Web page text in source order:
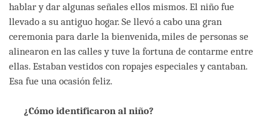
hablar y dar algunas señales ellos mismos. El niño fue
llevado a su antiguo hogar. Se llevó a cabo una gran
ceremonia para darle la bienvenida, miles de personas se
alinearon en las calles y tuve la fortuna de contarme entre
ellas. Estaban vestidos con ropajes especiales y cantaban.
Esa fue una ocasión feliz.
¿Cómo identificaron al niño?